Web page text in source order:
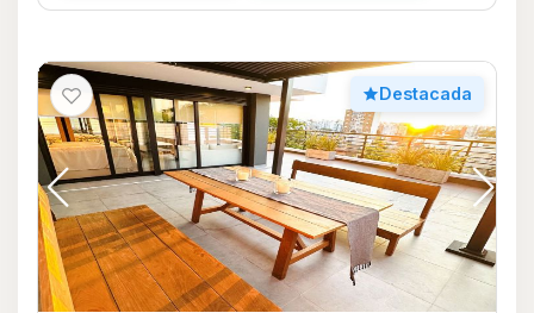
Destacada